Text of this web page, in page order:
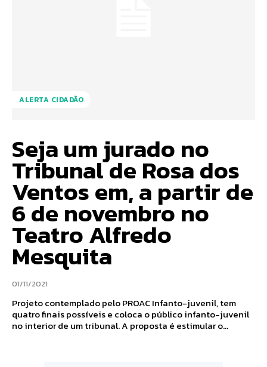
ALERTA CIDADÃO
Seja um jurado no
Tribunal de Rosa dos
Ventos em, a partir de
6 de novembro no
Teatro Alfredo
Mesquita
01/11/2021
Projeto contemplado pelo PROAC Infanto-juvenil, tem
quatro finais possíveis e coloca o público infanto-juvenil
no interior de um tribunal. A proposta é estimular o...